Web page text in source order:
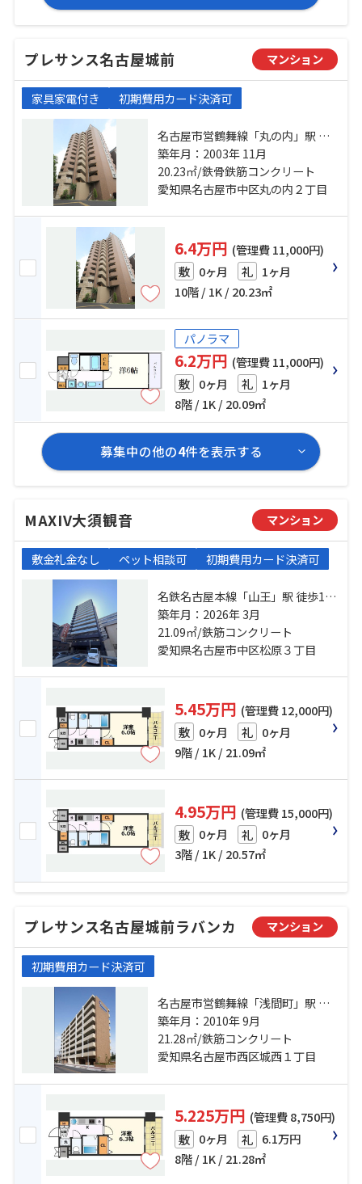
プレサンス名古屋城前 マンション
家具家電付き 初期費用カード決済可
名古屋市営鶴舞線「丸の内」駅 徒
歩2分 名古屋市営桜通線「丸の内」
駅 徒歩2分 名古屋市営桜通線「国際
センター」駅 徒歩10分
築年月：2003年 11月
20.23㎡/鉄骨鉄筋コンクリート
愛知県名古屋市中区丸の内２丁目
6.4万円 (管理費 11,000円)
敷 0ヶ月 礼 1ヶ月
10階 / 1K / 20.23㎡
パノラマ
6.2万円 (管理費 11,000円)
敷 0ヶ月 礼 1ヶ月
8階 / 1K / 20.09㎡
募集中の他の4件を表示する
MAXIV大須観音 マンション
敷金礼金なし ペット相談可 初期費用カード決済可
名鉄名古屋本線「山王」駅 徒歩11
分 名古屋市営鶴舞線「大須観音」
駅 徒歩12分 名古屋市営名城線「東
別院」駅 徒歩15分
築年月：2026年 3月
21.09㎡/鉄筋コンクリート
愛知県名古屋市中区松原３丁目
5.45万円 (管理費 12,000円)
敷 0ヶ月 礼 0ヶ月
9階 / 1K / 21.09㎡
4.95万円 (管理費 15,000円)
敷 0ヶ月 礼 0ヶ月
3階 / 1K / 20.57㎡
プレサンス名古屋城前ラバンカ マンション
初期費用カード決済可
名古屋市営鶴舞線「浅間町」駅 徒
歩8分 名古屋市営桜通線「丸の内」
駅 徒歩10分 名古屋市営名城線「名
古屋城」駅 徒歩10分
築年月：2010年 9月
21.28㎡/鉄筋コンクリート
愛知県名古屋市西区城西１丁目
5.225万円 (管理費 8,750円)
敷 0ヶ月 礼 6.1万円
8階 / 1K / 21.28㎡